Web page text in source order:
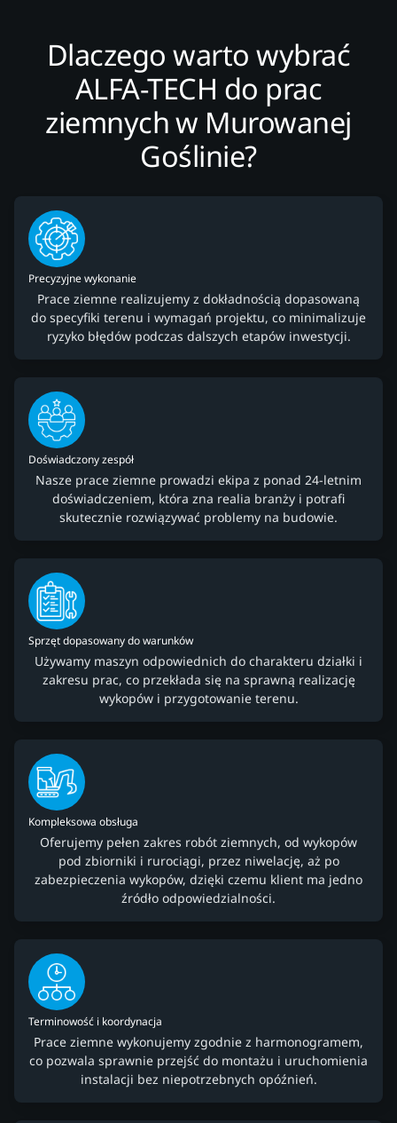
Dlaczego warto wybrać
ALFA-TECH do prac
ziemnych w Murowanej
Goślinie?
Precyzyjne wykonanie
Prace ziemne realizujemy z dokładnością dopasowaną
do specyfiki terenu i wymagań projektu, co minimalizuje
ryzyko błędów podczas dalszych etapów inwestycji.
Doświadczony zespół
Nasze prace ziemne prowadzi ekipa z ponad 24-letnim
doświadczeniem, która zna realia branży i potrafi
skutecznie rozwiązywać problemy na budowie.
Sprzęt dopasowany do warunków
Używamy maszyn odpowiednich do charakteru działki i
zakresu prac, co przekłada się na sprawną realizację
wykopów i przygotowanie terenu.
Kompleksowa obsługa
Oferujemy pełen zakres robót ziemnych, od wykopów
pod zbiorniki i rurociągi, przez niwelację, aż po
zabezpieczenia wykopów, dzięki czemu klient ma jedno
źródło odpowiedzialności.
Terminowość i koordynacja
Prace ziemne wykonujemy zgodnie z harmonogramem,
co pozwala sprawnie przejść do montażu i uruchomienia
instalacji bez niepotrzebnych opóźnień.